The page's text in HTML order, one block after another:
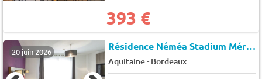
393 €
20 juin 2026 Résidence Néméa Stadium Mérignac
Aquitaine- Bordeaux